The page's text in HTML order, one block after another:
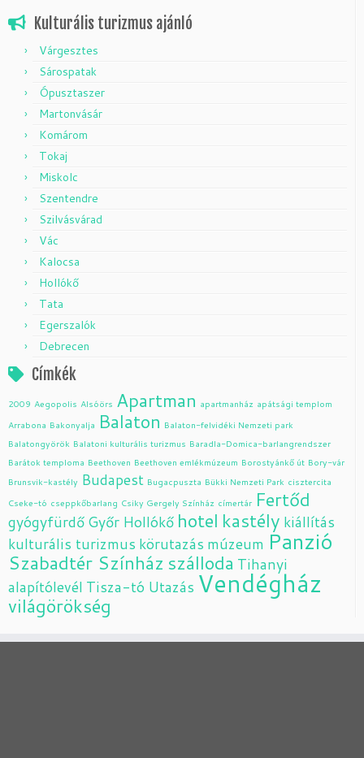
Kulturális turizmus ajánló
Várgesztes
Sárospatak
Ópusztaszer
Martonvásár
Komárom
Tokaj
Miskolc
Szentendre
Szilvásvárad
Vác
Kalocsa
Hollókő
Tata
Egerszalók
Debrecen
Címkék
2009 Aegopolis Alsóörs Apartman apartmanház apátsági templom
Arrabona Bakonyalja Balaton Balaton-felvidéki Nemzeti park
Balatongyörök Balatoni kulturális turizmus Baradla-Domica-barlangrendszer
Barátok temploma Beethoven Beethoven emlékmúzeum Borostyánkő út Bory-vár
Brunsvik-kastély Budapest Bugacpuszta Bükki Nemzeti Park cisztercita
Cseke-tó cseppkőbarlang Csiky Gergely Színház címertár Fertőd
gyógyfürdő Győr Hollókő hotel kastély kiállítás
kulturális turizmus körutazás múzeum Panzió
Szabadtér Színház szálloda Tihanyi
alapítólevél Tisza-tó Utazás Vendégház
világörökség